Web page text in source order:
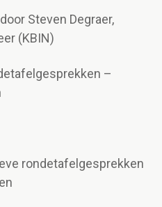
Steven Degraer,
(KBIN)
–
rondetafelgesprekken